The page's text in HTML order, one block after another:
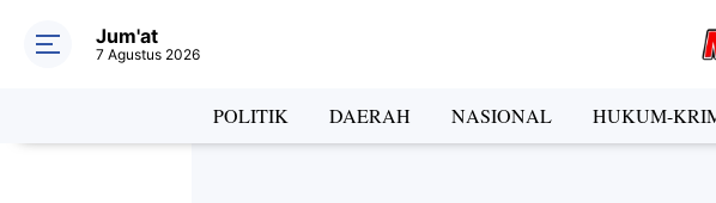
Header Social Media
Facebook
Jum'at
7 Agustus 2026
POLITIK DAERAH NASIONAL HUKUM-